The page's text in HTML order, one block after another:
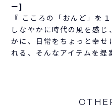
ー]
『 こころの「おんど」を
しなやかに時代の風を感
かに、日常をちょっと幸せ
れる、そんなアイテムを提